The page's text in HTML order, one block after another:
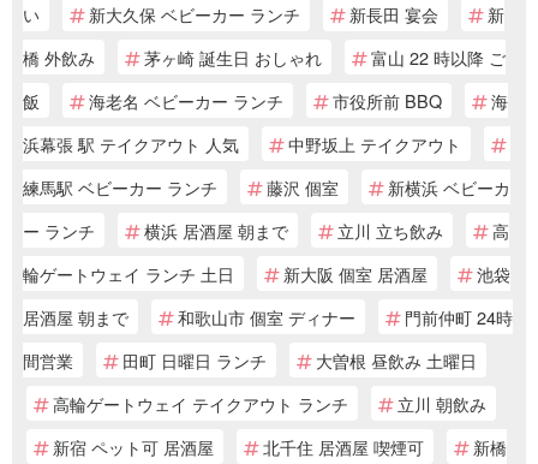
い
新大久保 ベビーカー ランチ 新長田 宴会
新
橋 外飲み
茅ヶ崎 誕生日 おしゃれ
富山 22 時以降 ご
飯
海老名 ベビーカー ランチ 市役所前 BBQ
海
浜幕張 駅 テイクアウト 人気
中野坂上 テイクアウト
練馬駅 ベビーカー ランチ
藤沢 個室
新横浜 ベビーカ
ー ランチ
横浜 居酒屋 朝まで 立川 立ち飲み
高
輪ゲートウェイ ランチ 土日
新大阪 個室 居酒屋
池袋
居酒屋 朝まで
和歌山市 個室 ディナー
門前仲町 24時
間営業
田町 日曜日 ランチ
大曽根 昼飲み 土曜日
高輪ゲートウェイ テイクアウト ランチ
立川 朝飲み
新宿 ペット可 居酒屋
北千住 居酒屋 喫煙可
新橋